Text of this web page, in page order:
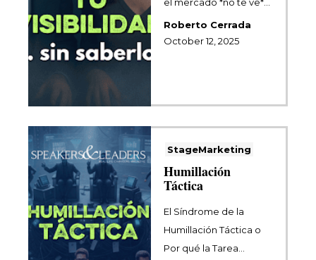
el mercado *no te ve*?
No es falta de talento.
Ta...
Roberto Cerrada
October 12, 2025
StageMarketing
Humillación
Táctica
El Síndrome de la
Humillación Táctica o
Por qué la Tarea